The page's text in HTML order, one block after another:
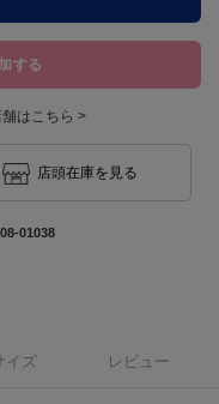
する
はこちら >
店頭在庫を見る
01038
イズ レビュー